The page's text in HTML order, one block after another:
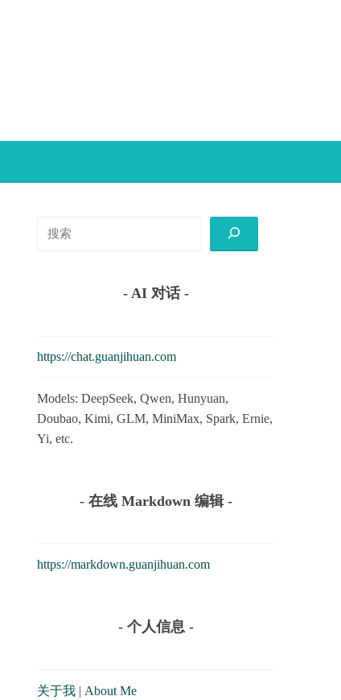
搜
- AI 对话 -
https://chat.guanjihuan.com
Models: DeepSeek, Qwen, Hunyuan,
Doubao, Kimi, GLM, MiniMax, Spark, Ernie,
Yi, etc.
- 在线 Markdown 编辑 -
https://markdown.guanjihuan.com
- 个人信息 -
关于我 | About Me